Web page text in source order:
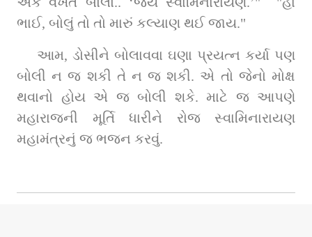
ભાઈ, બોલું તો તો મારું કલ્યાણ થઈ જાય."
આમ, ડોસીને બોલાવવા ઘણા પ્રયત્ન કર્યા પણ
બોલી ન જ શકી તે ન જ શકી. એ તો જેનો મોક્ષ
થવાનો હોય એ જ બોલી શકે. માટે જ આપણે
મહારાજની મૂર્તિ ધારીને રોજ સ્વામિનારાયણ
મહામંત્રનું જ ભજન કરવું.